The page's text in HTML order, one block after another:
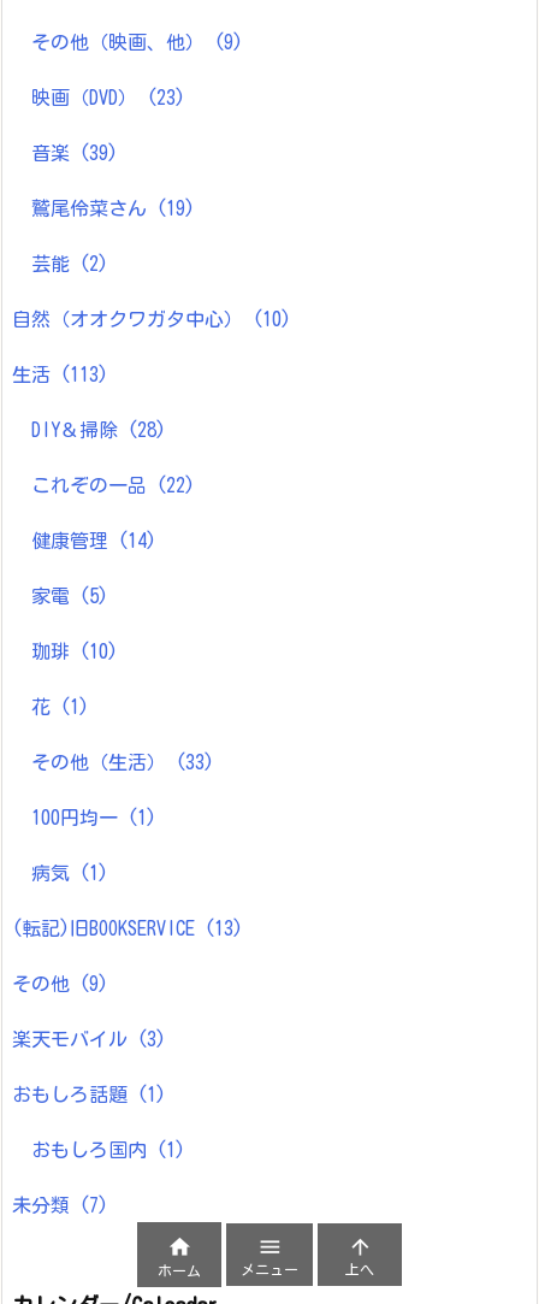
その他（映画、他） (9)
映画（DVD） (23)
音楽 (39)
鷲尾伶菜さん (19)
芸能 (2)
自然（オオクワガタ中心） (10)
生活 (113)
DIY＆掃除 (28)
これぞの一品 (22)
健康管理 (14)
家電 (5)
珈琲 (10)
花 (1)
その他（生活） (33)
100円均一 (1)
病気 (1)
(転記)旧BOOKSERVICE (13)
その他 (9)
楽天モバイル (3)
おもしろ話題 (1)
おもしろ国内 (1)
未分類 (7)

ホーム

メニュー

上へ